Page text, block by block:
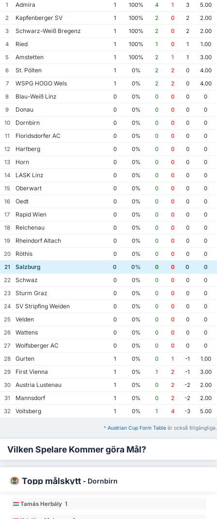
1 Admira 1 100% 4 1 3
5.00
2
Kapfenberger SV 1 100% 2 0 2
2.00
3
Schwarz-Weiß Bregenz 1 100% 2 0 2
2.00
4
Ried 1 100% 1 0 1
1.00
5
Amstetten 1 100% 2 1 1
3.00
6
St. Pölten 1 0% 2 2 0
4.00
7
WSPG HOGO Wels 1 0% 2 2 0
4.00
8
Blau-Weiß Linz 0 0% 0 0 0
0
9
Donau 0 0% 0 0 0
0
10
Dornbirn 0 0% 0 0 0
0
11
Floridsdorfer AC 0 0% 0 0 0
0
12
Hartberg 0 0% 0 0 0
0
13
Horn 0 0% 0 0 0
0
14
LASK Linz 0 0% 0 0 0
0
15
Oberwart 0 0% 0 0 0
0
16
Oedt 0 0% 0 0 0
0
17
Rapid Wien 0 0% 0 0 0
0
18
Reichenau 0 0% 0 0 0
0
19
Rheindorf Altach 0 0% 0 0 0
0
20
Röthis 0 0% 0 0 0
0
21
Salzburg 0 0% 0 0 0
0
22
Schwaz 0 0% 0 0 0
0
23
Sturm Graz 0 0% 0 0 0
0
24
SV Stripfing Weiden 0 0% 0 0 0
0
25
Velden 0 0% 0 0 0
0
26
Wattens 0 0% 0 0 0
0
27
Wolfsberger AC 0 0% 0 0 0
0
28
Gurten 1 0% 0 1 -1
1.00
29
First Vienna 1 0% 1 2 -1
3.00
30
Austria Lustenau 1 0% 0 2 -2
2.00
31
Mannsdorf 1 0% 0 2 -2
2.00
32
Voitsberg 1 0% 1 4 -3 5.00
* Austrian Cup Form Table är också tillgängliga.
Vilken Spelare Kommer göra Mål?
Topp målskytt - Dornbirn
Tamás Herbály 1